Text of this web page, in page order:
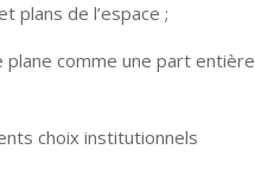
plans de l’espace ;
comme une part entière
choix institutionnels